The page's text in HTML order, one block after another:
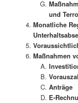
und
Monatliche
Maßnahmen
Anträge
E-